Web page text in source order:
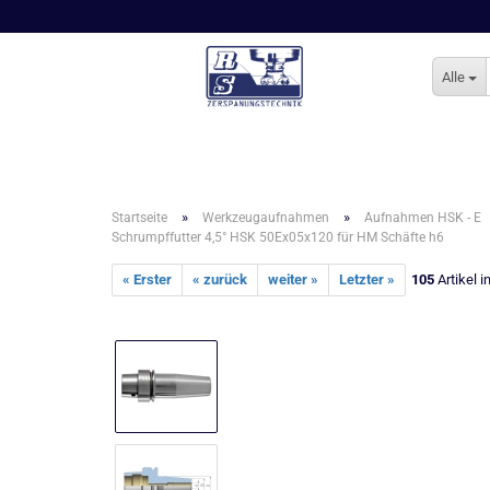
Alle
Startseite » Werkzeugaufnahmen »
Aufnahmen HSK - E
Schrumpffutter 4,5° HSK 50Ex05x120 für HM Schäfte h6
« Erster « zurück weiter » Letzter » 105 Artikel